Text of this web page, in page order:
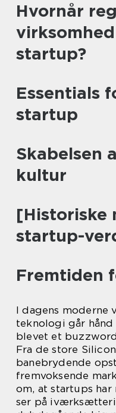
Hvornår
startup?
Essentials
startup
Skabelsen
kultur
[Historiske
startup-
Fremtiden
I dagens moderne
teknologi går hånd
blevet et
Fra de store
banebrydende
fremvoksende
om, at startups
ser på